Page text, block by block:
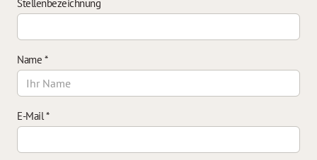
Stellenbezeichnung
Name *
E-Mail*